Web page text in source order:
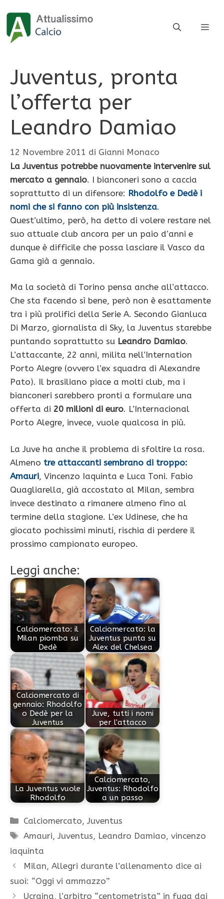
contenuto
Juventus, pronta
l’offerta per
Leandro Damiao
12 Novembre 2011 di Gianni Monaco
La Juventus potrebbe nuovamente intervenire sul
mercato a gennaio. I bianconeri sono a caccia
soprattutto di un difensore: Rhodolfo e Dedè i
nomi che si fanno con più insistenza.
Quest’ultimo, però, ha detto di volere restare nel
suo attuale club ancora per un paio d’anni e
dunque è difficile che possa lasciare il Vasco da
Gama già a gennaio.
Ma la società di Torino pensa anche all’attacco.
Che sta facendo sì bene, però non è esattamente
tra i più prolifici della Serie A. Secondo Gianluca
Di Marzo, giornalista di Sky, la Juventus starebbe
puntando soprattutto su Leandro Damiao.
L’attaccante, 22 anni, milita nell’Internation
Porto Alegre (ovvero l’ex squadra di Alexandre
Pato). Il brasiliano piace a molti club, ma i
bianconeri sarebbero pronti a formulare una
offerta di 20 milioni di euro. L’Internacional
Porto Alegre, invece, vuole qualcosa in più.
La Juve ha anche il problema di sfoltire la rosa.
Almeno tre attaccanti sembrano di troppo:
Amauri, Vincenzo Iaquinta e Luca Toni. Fabio
Quagliarella, già accostato al Milan, sembra
invece destinato a rimanere almeno fino al
termine della stagione. L’ex Udinese, che ha
giocato pochissimi minuti, rischia di perdere il
prossimo campionato europeo.
Leggi anche:
Calciomercato: il
Milan piomba su
Dedè
Calciomercato: la
Juventus punta su
Alex del Chelsea
Calciomercato di
gennaio: Rhodolfo
o Dedè per la
Juventus
Juve, tutti i nomi
per l'attacco
La Juventus vuole
Rhodolfo
Calciomercato,
Juventus: Rhodolfo
a un passo
Categorie
Calciomercato,Juventus
Tag
Amauri,Juventus, Leandro Damiao,vincenzo
iaquinta
Milan, Allegri durante l’allenamento dice ai
suoi: “Oggi vi ammazzo”
Ucraina, l’arbitro “centometrista” in fuga dai